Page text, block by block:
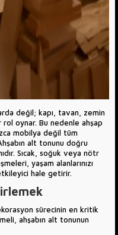
değil; kapı, tavan, zemin
oynar. Bu nedenle ahşap
mobilya değil tüm
alt tonunu doğru
Sıcak, soğuk veya nötr
yaşam alanlarınızı
hale getirir.
sürecinin en kritik
ahşabın alt tonunun